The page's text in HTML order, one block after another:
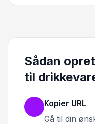
Sådan
til
Kopier URL
Gå til din